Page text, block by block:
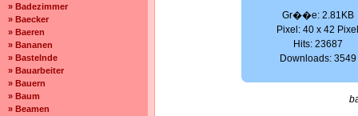
» Badezimmer
» Baecker
» Baeren
» Bananen
» Bastelnde
» Bauarbeiter
» Bauern
» Baum
» Beamen
Gr��e: 2.81KB
Pixel: 40 x 42
Hits: 23687
Downloads: 3549